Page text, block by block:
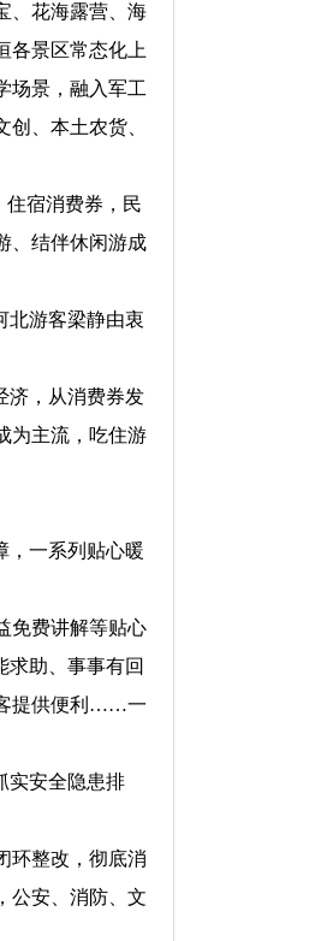
、花海露营、海
各景区常态化上
场景，融入军工
、本土农货、
宿消费券，民
、结伴休闲游成
游客梁静由衷
济，从消费券发
为主流，吃住游
一系列贴心暖
免费讲解等贴心
求助、事事有回
客提供便利……一
实安全隐患排
环整改，彻底消
公安、消防、文